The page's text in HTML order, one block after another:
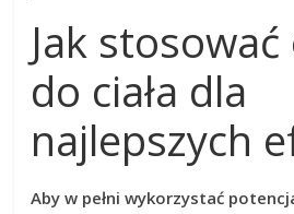
Jak
do ciała dla
najlepszych
Aby w pełni wykorzystać